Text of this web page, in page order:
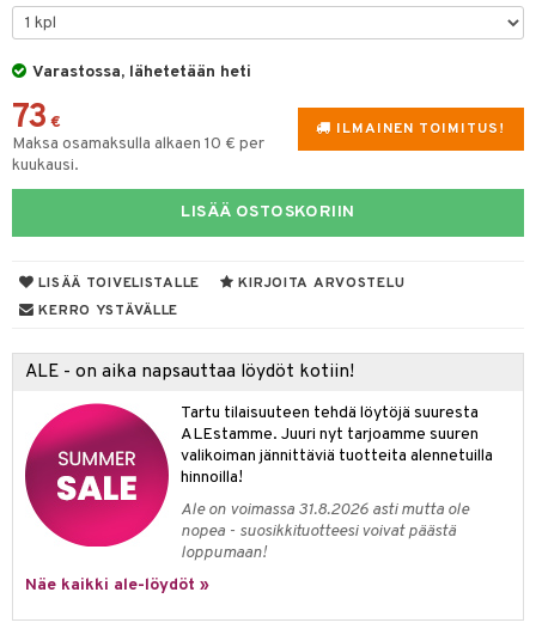
Varastossa, lähetetään heti
ILMAINEN TOIMITUS!
73 €
Maksa osamaksulla alkaen 10 € per
kuukausi.
LISÄÄ OSTOSKORIIN
LISÄÄ TOIVELISTALLE
KIRJOITA ARVOSTELU
KERRO YSTÄVÄLLE
ALE - on aika napsauttaa löydöt kotiin!
Tartu tilaisuuteen tehdä löytöjä suuresta
ALEstamme. Juuri nyt tarjoamme suuren
valikoiman jännittäviä tuotteita alennetuilla
hinnoilla!
Ale on voimassa 31.8.2026 asti mutta ole
nopea - suosikkituotteesi voivat päästä
loppumaan!
Näe kaikki ale-löydöt »
Maustemyllyt
/ Outdoor
& Kulhot
Leivontavuoat
& Vihannesveitset
sisustus
tarvikkeita
tekstiilit
koristelu
säilytys
Saalit
& Koukut